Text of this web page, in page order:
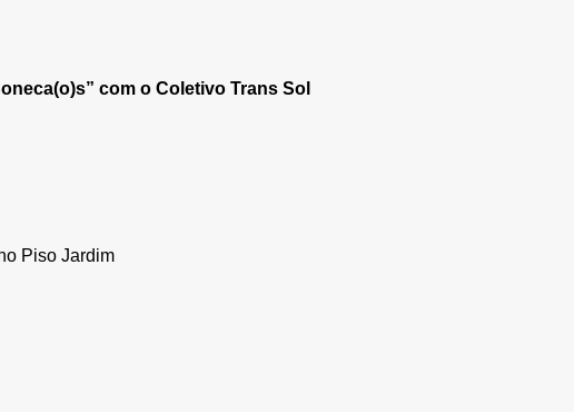
com o Coletivo Trans Sol
Piso Jardim